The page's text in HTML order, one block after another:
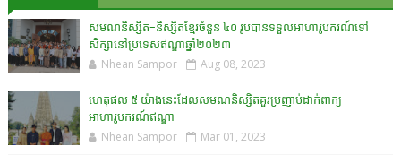
សមណនិស្សិត-និស្សិតខ្មែរចំនួន ៤០ រូបបានទទួលអាហារូបករណ៍ទៅ
សិក្សានៅប្រទេសឥណ្ឌាឆ្នាំ២០២៣
Nhean Sampor Aug 08, 2023
ហេតុផល ៥ យ៉ាងនេះដែលសមណនិស្សិតគួរប្រញាប់ដាក់ពាក្យ
អាហារូបករណ៍ឥណ្ឌា
Nhean Sampor Mar 01, 2023